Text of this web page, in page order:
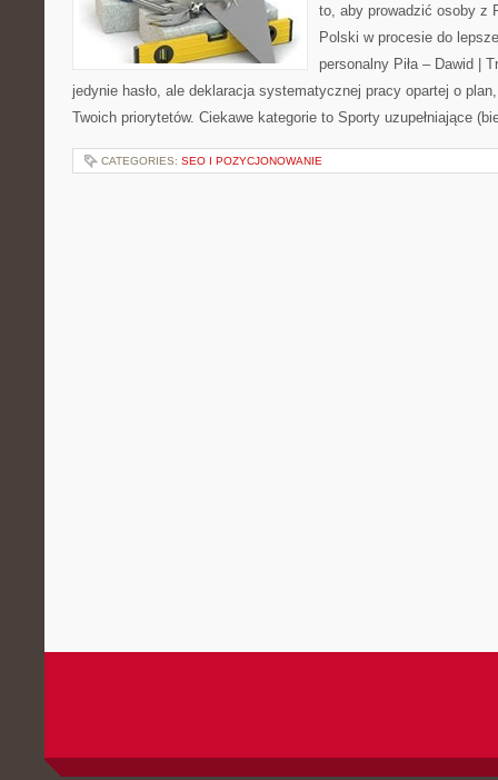
to, aby prowadzić osoby z
Polski w procesie do
personalny Piła – Dawid |
jedynie hasło, ale deklaracja systematycznej pracy opartej o
Twoich priorytetów. Ciekawe kategorie to Sporty uzupełniające
CATEGORIES: SEO I POZYCJONOWANIE